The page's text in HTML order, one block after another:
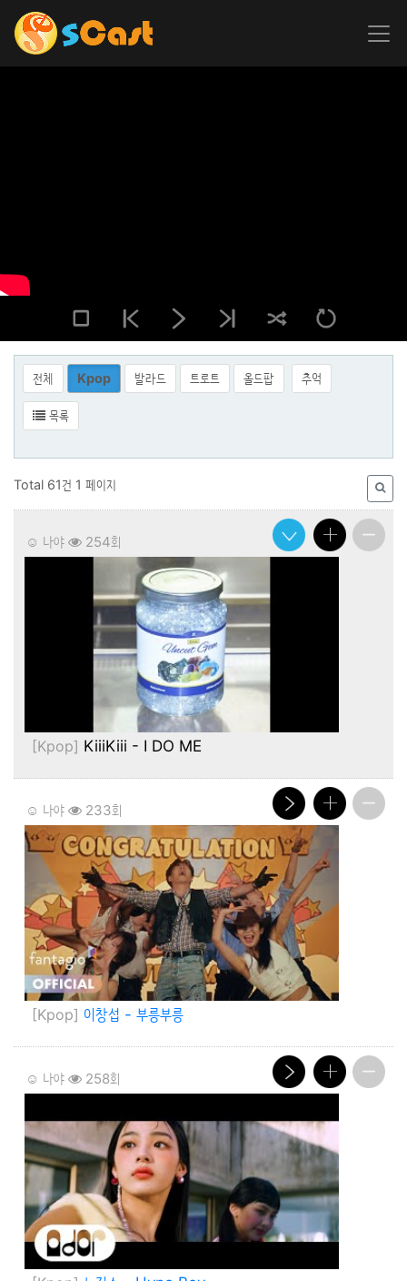
전체 Kpop 발라드 트로트 올드팝 추억
목록
Total 61건 1 페이지
☺️ 나야 254회
[Kpop] KiiiKiii - I DO ME
☺️ 나야 233회
[Kpop] 이창섭 - 부릉부릉
☺️ 나야 258회